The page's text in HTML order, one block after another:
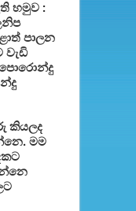
හමුව :
පාලන
වැඩි
පොරොන්දු
කියලද
මම